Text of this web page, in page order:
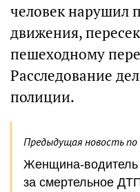
человек нарушил
движения,
пешеходному
Расследование
полиции.
Предыдущая новость
Женщина-водитель
за смертельное